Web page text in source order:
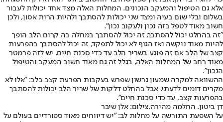
אלא גם הטיפול והמעקב הנכונים. המחלות האלה מצד אחד יכולות לעבור
בשלום ובלי שום בעיה ומצד שני יכולות להסתבך ולהיות הרות אסון, ולכן
חשוב מאוד לטפל בזה נכון ולעקוב נכון".
"זה בהחלט יכול להסתבך, זה יכול להסתבך במחלה בה קרום הלב הופך
להיות מאוד נוקשה ואז הגוף לא יכול לתפקד, זה יכול להסתבך בהפרעות
קצב של הלב אם זה פוגע בשריר הלב עד כדי סכנת חיים. יש לזה פרמטר
מאוד רחב של המחלות האלה, בגלל זה גם מאוד חשוב המעקב והטיפול
הנכון".
ההשוואה למקרה שמעון גרשון שפרש בעקבות הפרעת קצב בלב: "אלו לא
מקרים דומים לדעתי, אבל בהחלט דלקות של שריר הלב יכולות להסתבך
בהפרעות קצב, עד כדי סכנת חיים".
דן ביטון. החלמה מהירה,צילום: אלן שיבר
על השפעת התורשה על מחלות לב: "יש דיווחים מאוד ספורדיים בעולם על